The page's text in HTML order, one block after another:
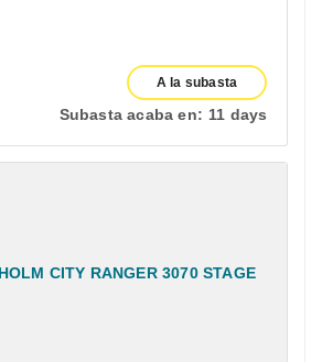
A la subasta
Subasta acaba en: 11 days